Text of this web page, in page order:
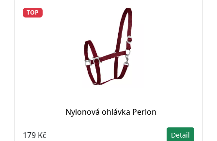
TOP
Nylonová ohlávka Perlon
179 Kč Detail